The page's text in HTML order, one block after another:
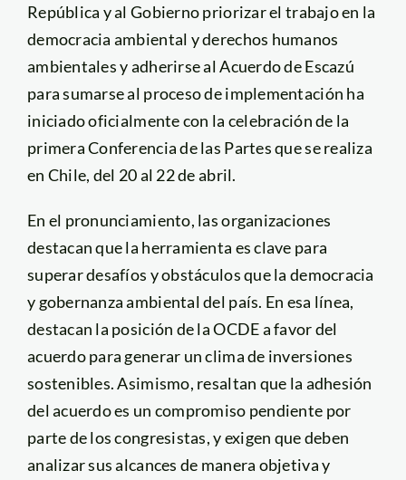
República y al Gobierno priorizar el trabajo en la
democracia ambiental y derechos humanos
ambientales y adherirse al Acuerdo de Escazú
para sumarse al proceso de implementación ha
iniciado oficialmente con la celebración de la
primera Conferencia de las Partes que se realiza
en Chile, del 20 al 22 de abril.
En el pronunciamiento, las organizaciones
destacan que la herramienta es clave para
superar desafíos y obstáculos que la democracia
y gobernanza ambiental del país. En esa línea,
destacan la posición de la OCDE a favor del
acuerdo para generar un clima de inversiones
sostenibles. Asimismo, resaltan que la adhesión
del acuerdo es un compromiso pendiente por
parte de los congresistas, y exigen que deben
analizar sus alcances de manera objetiva y